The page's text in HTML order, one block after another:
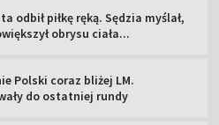
odbił piłkę ręką. Sędzia myślał,
obrysu ciała...
Polski coraz bliżej LM.
do ostatniej rundy